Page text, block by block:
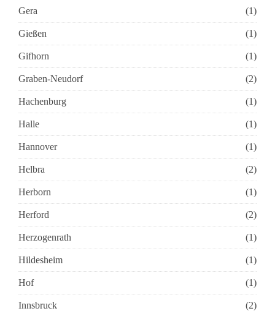
Gera (1)
Gießen (1)
Gifhorn (1)
Graben-Neudorf (2)
Hachenburg (1)
Halle (1)
Hannover (1)
Helbra (2)
Herborn (1)
Herford (2)
Herzogenrath (1)
Hildesheim (1)
Hof (1)
Innsbruck (2)